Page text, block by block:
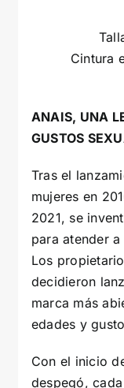
Cintura
ANAIS, UNA
GUSTOS
Tras el
mujeres en
2021, se
para atender
Los
decidieron
marca más
edades y
Con el inicio
despegó,